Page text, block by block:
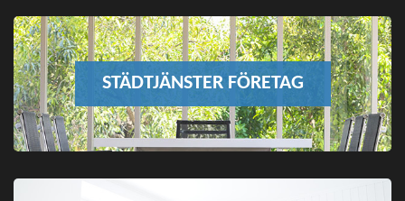
STÄDTJÄNSTER FÖRETAG